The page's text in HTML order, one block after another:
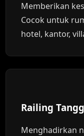
Memberikan
Cocok untuk
hotel, kantor,
Railing
Menghadirkan